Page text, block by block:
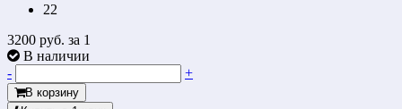
22
3200 руб. за 1
В наличии
-
+
В корзину